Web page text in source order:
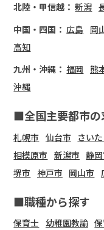
北陸・甲信越： 新潟
中国・四国： 広島 岡
高知
九州・沖縄： 福岡 熊
沖縄
■全国主要都市の
札幌市 仙台市 さい
相模原市 新潟市 静
堺市 神戸市 岡山市
■職種から探す
保育士 幼稚園教諭